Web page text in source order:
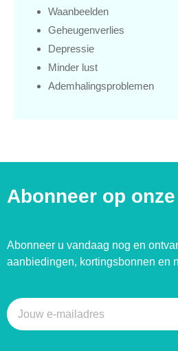
Waanbeelden
Geheugenverlies
Depressie
Minder lust
Ademhalingsproblemen
Abonneer op
Abonneer u vandaag nog en
aanbiedingen, kortingsbonnen en